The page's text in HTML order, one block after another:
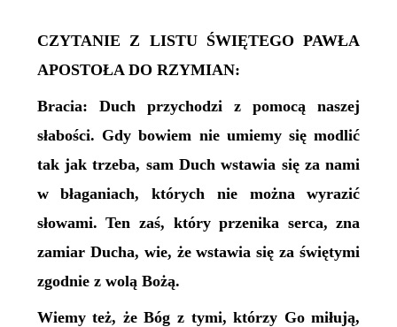
CZYTANIE Z LISTU ŚWIĘTEGO PAWŁA
APOSTOŁA DO RZYMIAN:
Bracia: Duch przychodzi z pomocą naszej
słabości. Gdy bowiem nie umiemy się modlić
tak jak trzeba, sam Duch wstawia się za nami
w błaganiach, których nie można wyrazić
słowami. Ten zaś, który przenika serca, zna
zamiar Ducha, wie, że wstawia się za świętymi
zgodnie z wolą Bożą.
Wiemy też, że Bóg z tymi, którzy Go miłują,